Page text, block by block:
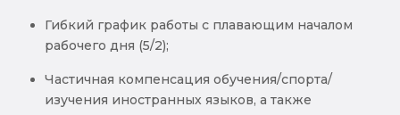
Гибкий график работы с плавающим началом
рабочего дня (5/2);
Частичная компенсация обучения/спорта/
изучения иностранных языков, а также